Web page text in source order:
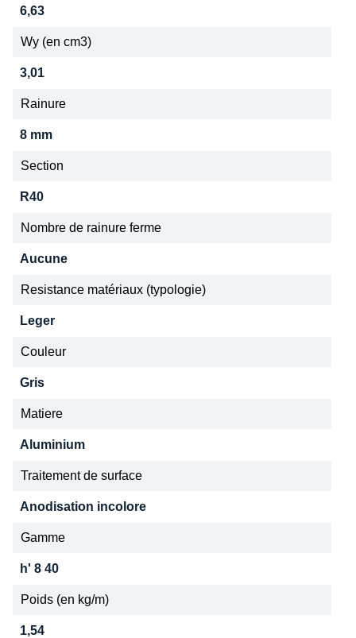
6,63
Wy (en cm3)
3,01
Rainure
8 mm
Section
R40
Nombre de rainure ferme
Aucune
Resistance matériaux (typologie)
Leger
Couleur
Gris
Matiere
Aluminium
Traitement de surface
Anodisation incolore
Gamme
h' 8 40
Poids (en kg/m)
1,54